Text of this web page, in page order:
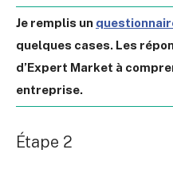
Je remplis un
quelques cases. Les
d’Expert Market à
entreprise.
Étape 2